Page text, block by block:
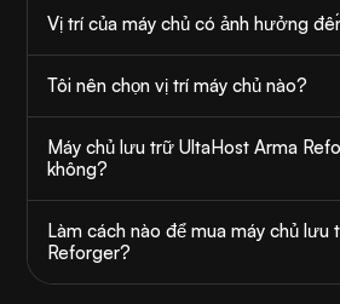
Vị trí của máy chủ có ảnh hưởng
Tôi nên chọn vị trí máy chủ nào?
Máy chủ lưu trữ UltaHost Arma
không?
Làm cách nào để mua máy chủ
Reforger?